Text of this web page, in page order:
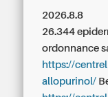
2026.8.8
26.344
ordonnance
https://
allopurinol/